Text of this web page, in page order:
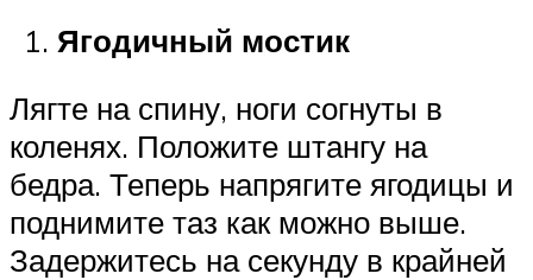
Ягодичный мостик
Лягте на спину, ноги согнуты в
коленях. Положите штангу на
бедра. Теперь напрягите ягодицы и
поднимите таз как можно выше.
Задержитесь на секунду в крайней